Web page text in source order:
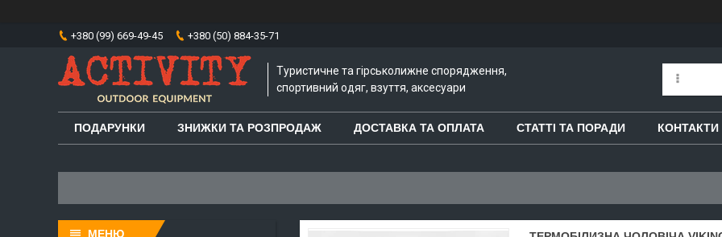
+380 (99) 669-49-45 +380 (50) 884-35-71
Туристичне та гірськолижне спорядження,
спортивний одяг, взуття, аксесуари
ПОДАРУНКИ ЗНИЖКИ ТА РОЗПРОДАЖ ДОСТАВКА ТА ОПЛАТА СТАТТІ ТА ПОРАДИ КОНТАКТИ